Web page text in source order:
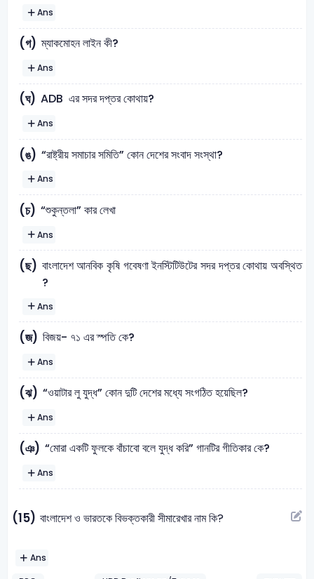
Ans
(গ) ম্যাকমোহন লাইন কী?
Ans
(ঘ) ADB এর সদর দপ্তর কোথায়?
Ans
(ঙ) “রাষ্ট্রীয় সমাচার সমিতি” কোন দেশের সংবাদ সংস্থা?
Ans
(চ) “শুকুন্তলা” কার লেখা
Ans
(ছ) বাংলাদেশ আনবিক কৃষি গবেষণা ইনস্টিটিউটের সদর দপ্তর কোথায় অবস্থিত
?
Ans
(জ) বিজয়- ৭১ এর স্পতি কে?
Ans
(ঝ) “ওয়াটার লু যুদ্ধ” কোন দুটি দেশের মধ্যে সংগঠিত হয়েছিল?
Ans
(ঞ) “মোরা একটি ফুলকে বাঁচাবো বলে যুদ্ধ করি” গানটির গীতিকার কে?
Ans
(15) বাংলাদেশ ও ভারতকে বিভক্তকারী সীমারেখার নাম কি?
Ans